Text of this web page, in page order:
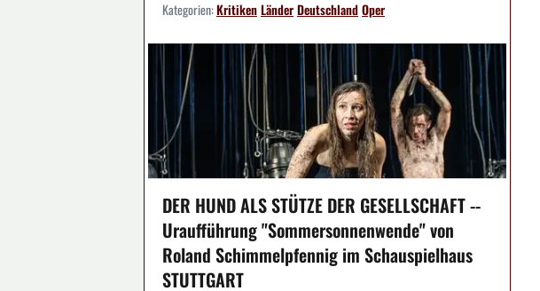
Kategorien:KritikenLänderDeutschlandOper
DER HUND ALS STÜTZE DER GESELLSCHAFT --
Uraufführung "Sommersonnenwende" von
Roland Schimmelpfennig im Schauspielhaus
STUTTGART